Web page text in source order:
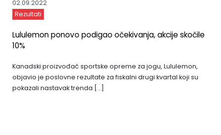
02.09.2022
Rezultati
Lululemon ponovo podigao očekivanja, akcije skočile
10%
Kanadski proizvođač sportske opreme za jogu, Lululemon,
objavio je poslovne rezultate za fiskalni drugi kvartal koji su
pokazali nastavak trenda […]